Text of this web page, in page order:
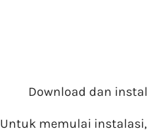
Download dan
Untuk memulai